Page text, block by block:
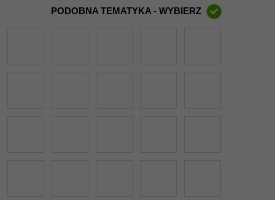
PODOBNA TEMATYKA - WYBIERZ